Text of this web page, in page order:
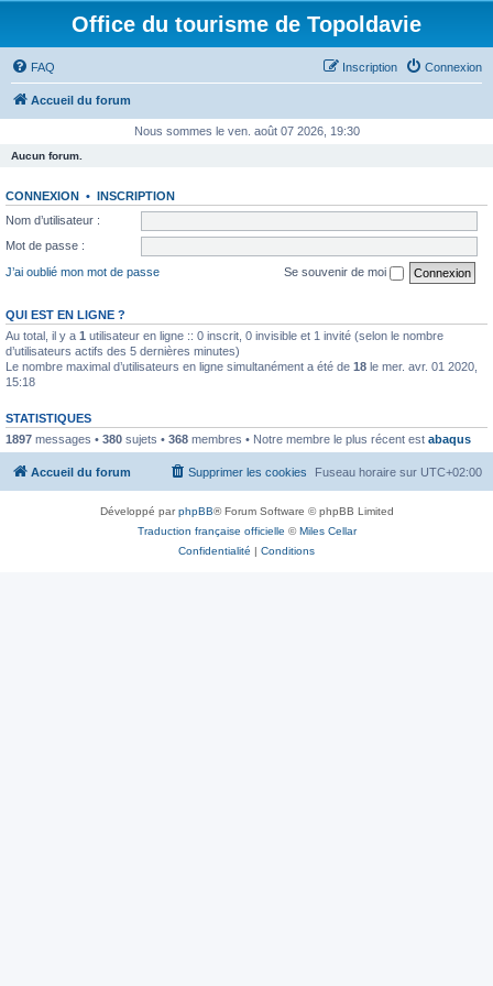
Office du tourisme de Topoldavie
FAQ Connexion
Inscription
Accueil du forum
Nous sommes le ven. août 07 2026, 19:30
Aucun forum.
CONNEXION • INSCRIPTION
Nom d’utilisateur :
Mot de passe :
J’ai oublié mon mot de passe
Se souvenir de moi
QUI EST EN LIGNE ?
Au total, il y a 1 utilisateur en ligne :: 0 inscrit, 0 invisible et 1 invité (selon le nombre
d’utilisateurs actifs des 5 dernières minutes)
Le nombre maximal d’utilisateurs en ligne simultanément a été de 18 le mer. avr. 01 2020,
15:18
STATISTIQUES
1897 messages • 380 sujets • 368 membres • Notre membre le plus récent est abaqus
Accueil du forum Fuseau horaire sur UTC+02:00
Supprimer les cookies
Développé parphpBB® Forum Software © phpBB Limited
Traduction française officielle ©Miles Cellar
Confidentialité | Conditions